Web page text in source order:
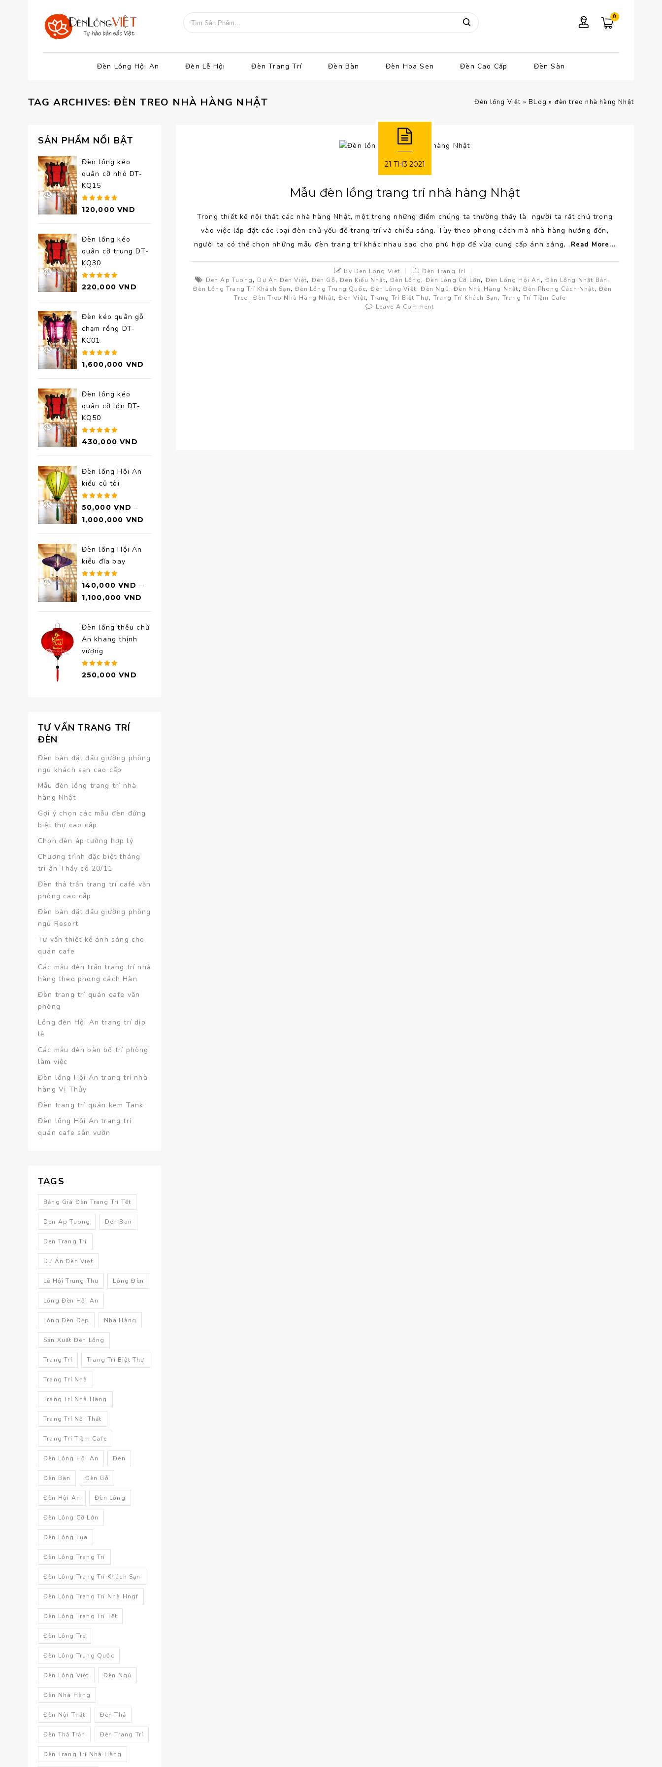
0
Đèn Lồng Hội An Đèn Lễ Hội Đèn Trang Trí Đèn Bàn Đèn Hoa Sen Đèn Cao Cấp Đèn Sàn
TAG ARCHIVES: ĐÈN TREO NHÀ HÀNG NHẬT Đèn lồng Việt »BLog » đèn treo nhà hàng Nhật
21 TH3 2021
Mẫu đèn lồng trang trí nhà hàng Nhật
Trong thiết kế nội thất các nhà hàng Nhật, một trong những điểm chúng ta thường thấy là người ta rất chú trọng
vào việc lắp đặt các loại đèn chủ yếu để trang trí và chiếu sáng. Tùy theo phong cách mà nhà hàng hướng đến,
người ta có thể chọn những mẫu đèn trang trí khác nhau sao cho phù hợp để vừa cung cấp ánh sáng, . Read More...
By Den Long Viet
Đèn Trang Trí
Den Ap Tuong, Dự Án Đèn Việt, Đèn Gỗ,Đèn Kiểu Nhật,Đèn Lồng,Đèn Lồng Cỡ Lớn, Đèn Lồng Hội An ,Đèn Lồng Nhật Bản,
Đèn Lồng Trang Trí Khách Sạn,Đèn Lồng Trung Quốc,Đèn Lồng Việt,Đèn Ngủ,Đèn Nhà Hàng Nhật,Đèn Phong Cách Nhật,Đèn
Treo, Đèn Treo Nhà Hàng Nhật,Đèn Việt, Trang Trí Biệt Thự, Trang Trí Khách Sạn, Trang Trí Tiệm Cafe
Leave A Comment
SẢN PHẨM NỔI BẬT
Đèn lồng kéo
quân cỡ nhỏ DT-
KQ15
Được xếp
120,000VND
Đèn lồng kéo
quân cỡ trung DT-
KQ30
Được xếp
220,000VND
Đèn kéo quân gỗ
chạm rồng DT-
KC01
Được xếp
1,600,000 VND
Đèn lồng kéo
quân cỡ lớn DT-
KQ50
Được xếp
430,000VND
Đèn lồng Hội An
kiểu củ tỏi
Được xếp
5 sao
50,000VND –
1,000,000 VND
Đèn lồng Hội An
kiểu đĩa bay
Được xếp
5 sao
140,000VND –
1,100,000 VND
Đèn lồng thêu chữ
An khang thịnh
vượng
Được xếp
250,000VND
TƯ VẤN TRANG TRÍ
ĐÈN
Đèn bàn đặt đầu giường phòng
ngủ khách sạn cao cấp
Mẫu đèn lồng trang trí nhà
hàng Nhật
Gợi ý chọn các mẫu đèn đứng
biệt thự cao cấp
Chọn đèn áp tường hợp lý
Chương trình đặc biệt tháng
tri ân Thầy cô 20/11
Đèn thả trần trang trí café văn
phòng cao cấp
Đèn bàn đặt đầu giường phòng
ngủ Resort
Tư vấn thiết kế ánh sáng cho
quán cafe
Các mẫu đèn trần trang trí nhà
hàng theo phong cách Hàn
Đèn trang trí quán cafe văn
phòng
Lồng đèn Hội An trang trí dịp
lễ
Các mẫu đèn bàn bố trí phòng
làm việc
Đèn lồng Hội An trang trí nhà
hàng Vị Thủy
Đèn trang trí quán kem Tank
Đèn lồng Hội An trang trí
quán cafe sân vườn
TAGS
Bảng Giá Đèn Trang Trí Tết
Den Ap Tuong Den Ban
Den Trang Tri
Dự Án Đèn Việt
Lễ Hội Trung Thu Lồng Đèn
Lồng Đèn Hội An
Lồng Đèn Đẹp Nhà Hàng
Sản Xuất Đèn Lồng
Trang Trí Trang Trí Biệt Thự
Trang Trí Nhà
Trang Trí Nhà Hàng
Trang Trí Nội Thất
Trang Trí Tiệm Cafe
Đèn Lồng Hội An Đèn
Đèn Bàn Đèn Gỗ
Đèn Hội An Đèn Lồng
Đèn Lồng Cỡ Lớn
Đèn Lồng Lụa
Đèn Lồng Trang Trí
Đèn Lồng Trang Trí Khách Sạn
Đèn Lồng Trang Trí Nhà Hngf
Đèn Lồng Trang Trí Tết
Đèn Lồng Tre
Đèn Lồng Trung Quốc
Đèn Lồng Việt Đèn Ngủ
Đèn Nhà Hàng
Đèn Nội Thất Đèn Thả
Đèn Thả Trần Đèn Trang Trí
Đèn Trang Trí Nhà Hàng